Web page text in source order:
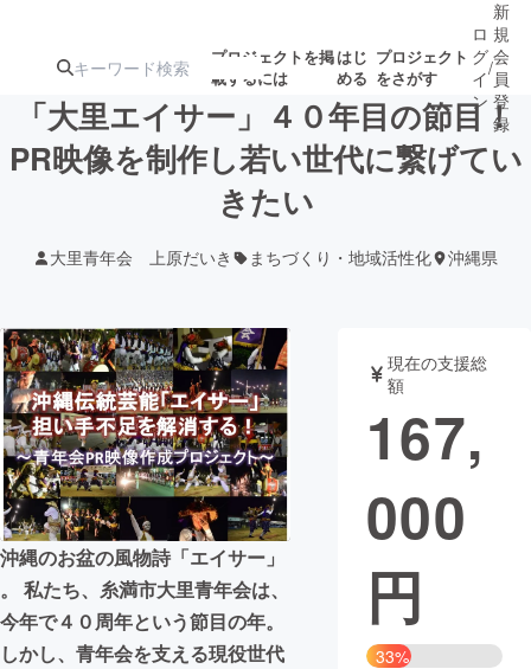
プロジェクトを掲
載するには
はじ
める
プロジェクト
をさがす
注目の新着プロ
ジェクト
募集終了が近いプ
テクノロジー・ガジェット
映像・映画 書籍・雑誌
ビジネス・起業 チャレンジ
まちづくり・地域活性化
CAMPFIRE for Social Good
CAMPFIRE Creation
ロ
グ
イ
ン
/
新
規
会
員
登
録
「大里エイサー」４０年目の節目！
PR映像を制作し若い世代に繋げてい
きたい
大里青年会 上原だいき まちづくり・地域活性化 沖縄県
沖縄のお盆の風物詩「エイサー」
。 私たち、糸満市大里青年会は、
今年で４０周年という節目の年。
しかし、青年会を支える現役世代
現在の支援総
額
167,
000
円
33%